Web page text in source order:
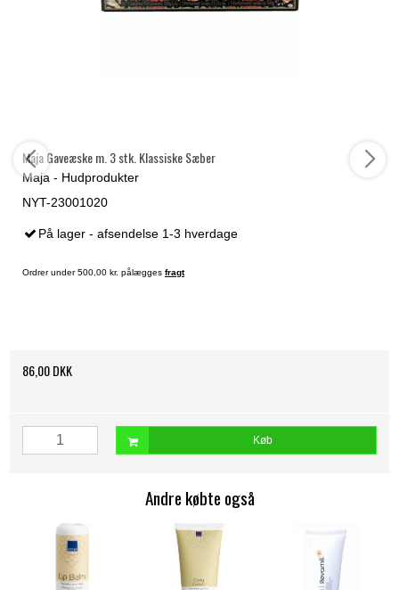
Maja Gaveæske m. 3 stk. Klassiske Sæber
Maja - Hudprodukter
NYT-23001020
På lager - afsendelse 1-3 hverdage
Ordrer under 500,00 kr. pålægges fragt
86,00 DKK
Køb
Andre købte også